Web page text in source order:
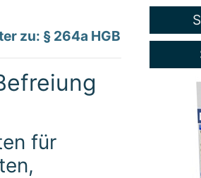
zu: § 264a HGB
für